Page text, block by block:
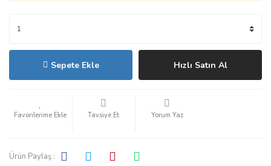
Sepete Ekle Hızlı Satın Al
Tavsiye Et Yorum Yaz
Ürün Paylaş :